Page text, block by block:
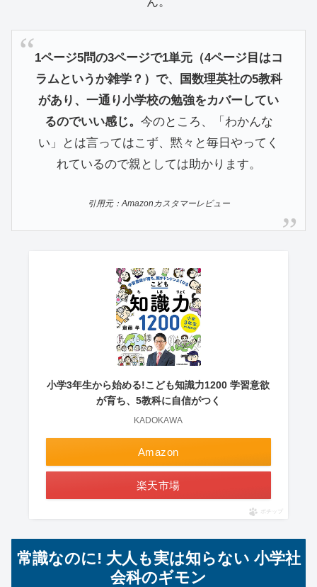
1ページ5問の3ページで1単元（4ページ目はコ
ラムというか雑学？）で、国数理英社の5教科
があり、一通り小学校の勉強をカバーしてい
るのでいい感じ。 今のところ、「わかんな
い」とは言ってはこず、黙々と毎日やってく
れているので親としては助かります。
引用元：Amazonカスタマーレビュー
小学3年生から始める!こども知識力1200 学習意欲
が育ち、5教科に自信がつく
KADOKAWA
Amazon
楽天市場
ポチップ
常識なのに! 大人も実は知らない 小学社
会科のギモン